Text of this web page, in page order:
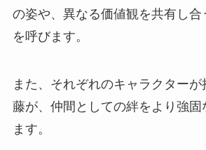
の姿や、異なる価値観を共有し合
を呼びます。
また、それぞれのキャラクター
藤が、仲間としての絆をより強固
ます。